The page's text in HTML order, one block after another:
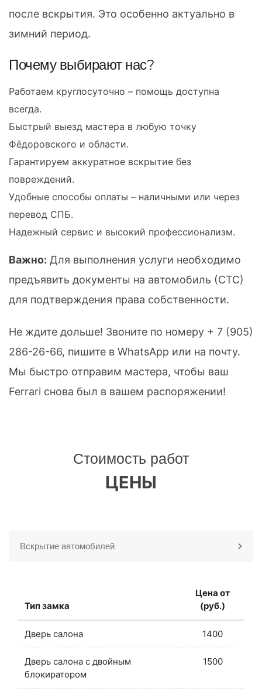
после вскрытия. Это особенно актуально в
зимний период.
Почему выбирают нас?
Работаем круглосуточно – помощь доступна
всегда.
Быстрый выезд мастера в любую точку
Фёдоровского и области.
Гарантируем аккуратное вскрытие без
повреждений.
Удобные способы оплаты – наличными или через
перевод СПБ.
Надежный сервис и высокий профессионализм.
Важно: Для выполнения услуги необходимо
предъявить документы на автомобиль (СТС)
для подтверждения права собственности.
Не ждите дольше! Звоните по номеру + 7 (905)
286-26-66, пишите в WhatsApp или на почту.
Мы быстро отправим мастера, чтобы ваш
Ferrari снова был в вашем распоряжении!
Стоимость работ
ЦЕНЫ
Вскрытие автомобилей
Тип замка
Цена от
(руб.)
Дверь салона 1400
Дверь салона с двойным
блокиратором
1500